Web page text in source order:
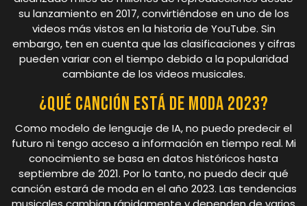
su lanzamiento en 2017, convirtiéndose en uno de los
videos más vistos en la historia de YouTube. Sin
embargo, ten en cuenta que las clasificaciones y cifras
pueden variar con el tiempo debido a la popularidad
cambiante de los videos musicales.
¿Qué canción está de moda 2023?
Como modelo de lenguaje de IA, no puedo predecir el
futuro ni tengo acceso a información en tiempo real. Mi
conocimiento se basa en datos históricos hasta
septiembre de 2021. Por lo tanto, no puedo decir qué
canción estará de moda en el año 2023. Las tendencias